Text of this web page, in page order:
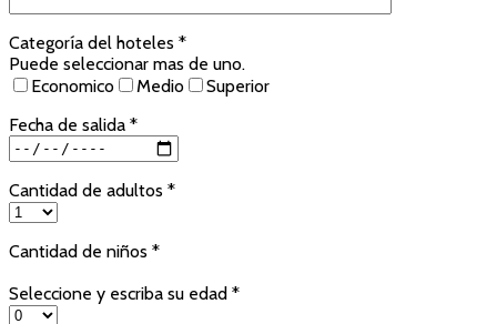
Categoría del hoteles *
Puede seleccionar mas de uno.
Economico
Medio
Superior
Fecha de salida *
Cantidad de adultos *
Cantidad de niños *
Seleccione y escriba su edad *